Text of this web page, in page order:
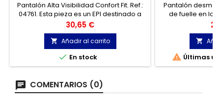
Pantalón Alta Visibilidad Confort Fit. Ref.:
04761. Esta pieza es un EPI destinado a
señalizar la presencia diurna y nocturna
del profesional bajo situaciones de
peligro de baja visibilidad.
Precio
30,65 €
 Añadir al carrito
 En stock
Pantalón
de fuelle en
auxiliares

 Últimas
COMENTARIOS (0)